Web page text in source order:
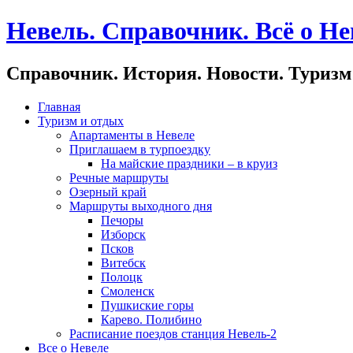
Невель. Справочник. Всё о
Справочник. История. Новости. Туризм
Главная
Туризм и отдых
Апартаменты в Невеле
Приглашаем в турпоездку
На майские праздники – в круиз
Речные маршруты
Озерный край
Маршруты выходного дня
Печоры
Изборск
Псков
Витебск
Полоцк
Смоленск
Пушкиские горы
Карево. Полибино
Расписание поездов станция Невель-2
Все о Невеле